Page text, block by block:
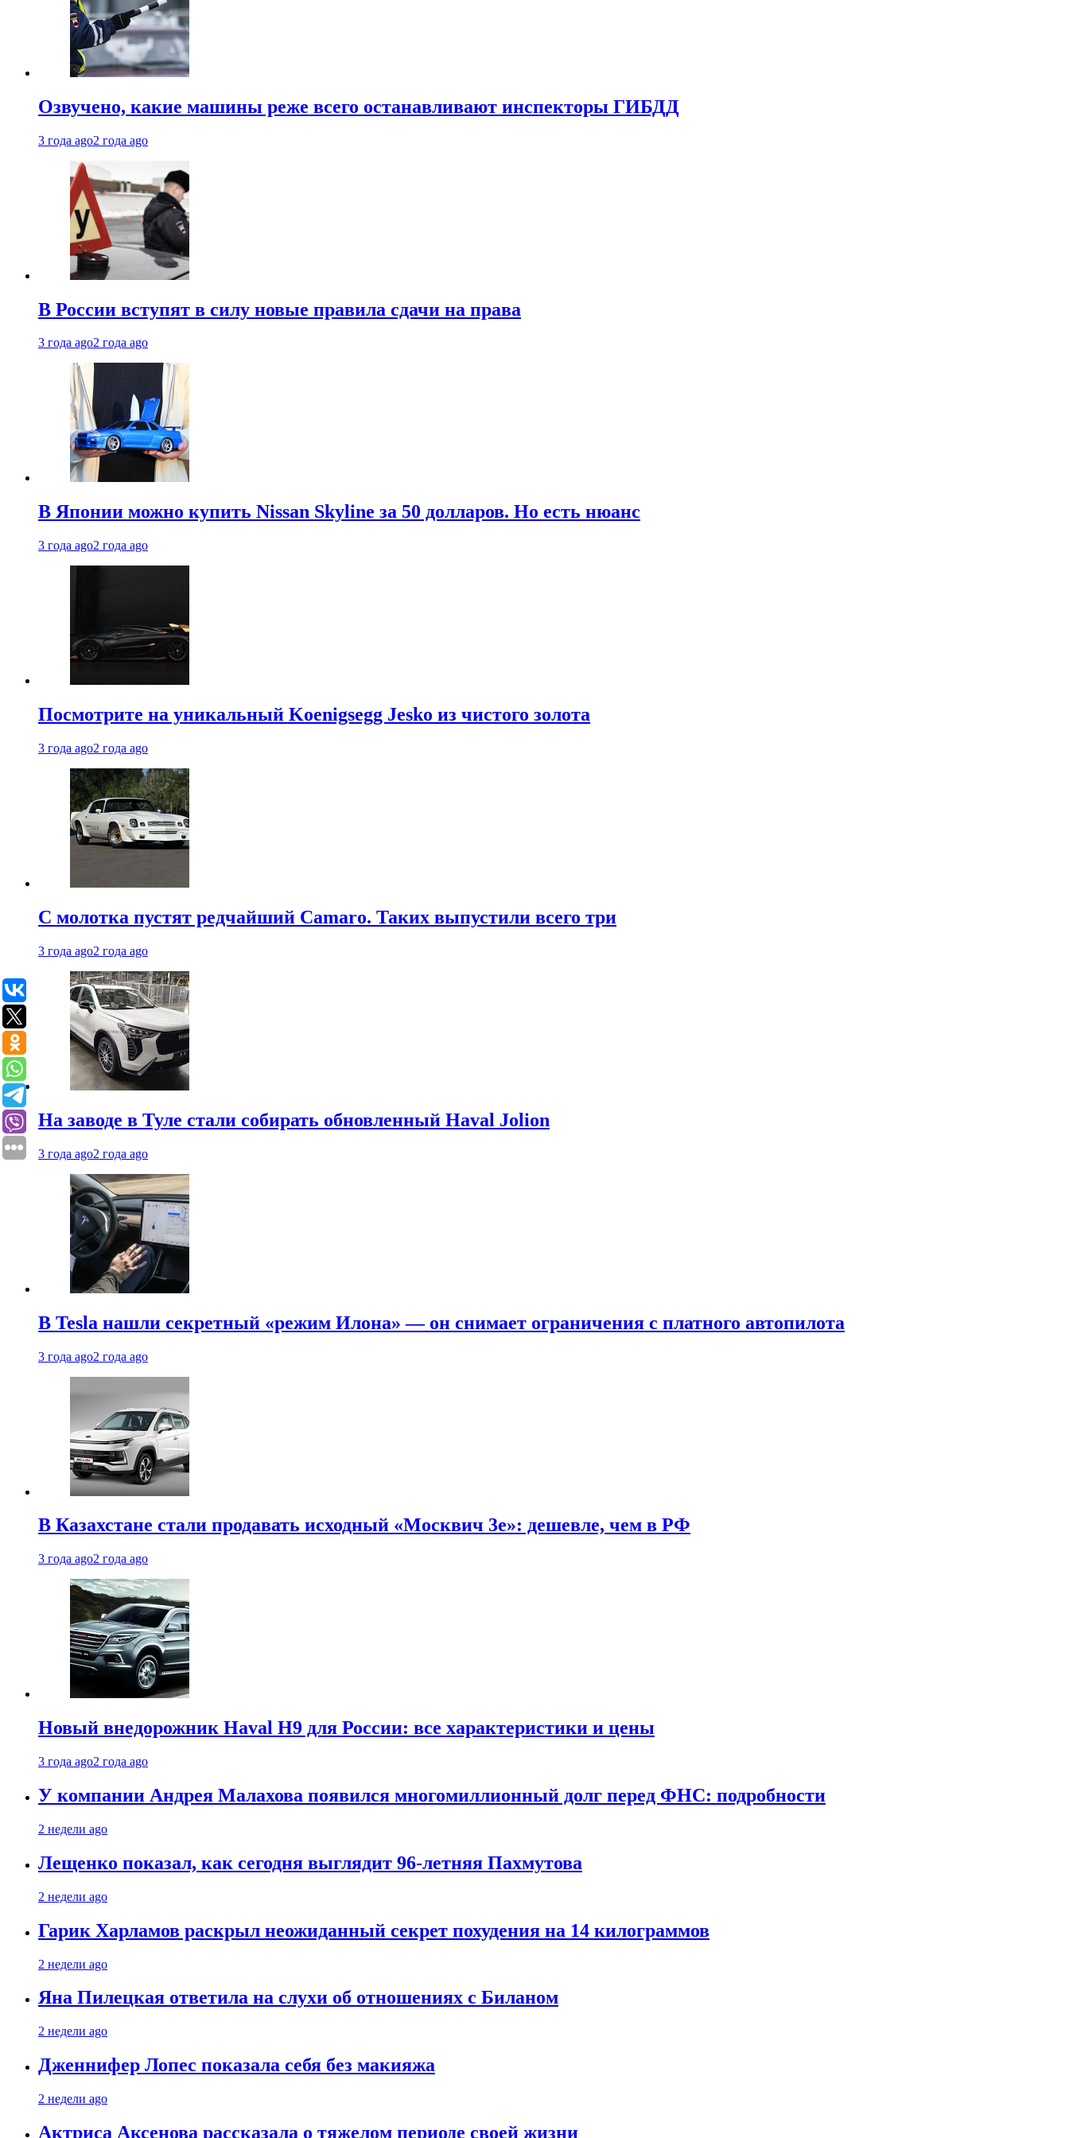
Озвучено, какие машины реже всего останавливают инспекторы ГИБДД
3 года ago2 года ago
В России вступят в силу новые правила сдачи на права
3 года ago2 года ago
В Японии можно купить Nissan Skyline за 50 долларов. Но есть нюанс
3 года ago2 года ago
Посмотрите на уникальный Koenigsegg Jesko из чистого золота
3 года ago2 года ago
С молотка пустят редчайший Camaro. Таких выпустили всего три
3 года ago2 года ago
На заводе в Туле стали собирать обновленный Haval Jolion
3 года ago2 года ago
В Tesla нашли секретный «режим Илона» — он снимает ограничения с платного автопилота
3 года ago2 года ago
В Казахстане стали продавать исходный «Москвич 3e»: дешевле, чем в РФ
3 года ago2 года ago
Новый внедорожник Haval H9 для России: все характеристики и цены
3 года ago2 года ago
У компании Андрея Малахова появился многомиллионный долг перед ФНС: подробности
2 недели ago
Лещенко показал, как сегодня выглядит 96-летняя Пахмутова
2 недели ago
Гарик Харламов раскрыл неожиданный секрет похудения на 14 килограммов
2 недели ago
Яна Пилецкая ответила на слухи об отношениях с Биланом
2 недели ago
Дженнифер Лопес показала себя без макияжа
2 недели ago
Актриса Аксенова рассказала о тяжелом периоде своей жизни